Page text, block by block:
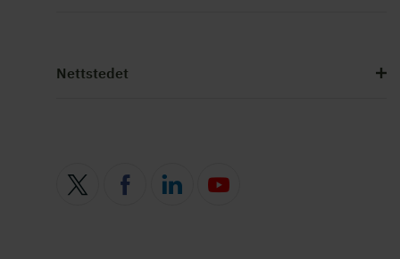
Nettstedet